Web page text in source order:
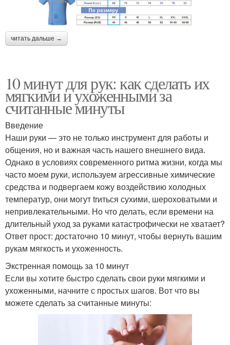
читать дальше →
10 минут для рук: как сделать их
мягкими и ухоженными за
считанные минуты
Введение
Наши руки — это не только инструмент для работы и
общения, но и важная часть нашего внешнего вида.
Однако в условиях современного ритма жизни, когда мы
часто моем руки, используем агрессивные химические
средства и подвергаем кожу воздействию холодных
температур, они могут trиться сухими, шероховатыми и
непривлекательными. Но что делать, если времени на
длительный уход за руками катастрофически не хватает?
Ответ прост: достаточно 10 минут, чтобы вернуть вашим
рукам мягкость и ухоженность.
Экстренная помощь за 10 минут
Если вы хотите быстро сделать свои руки мягкими и
ухоженными, начните с простых шагов. Вот что вы
можете сделать за считанные минуты: